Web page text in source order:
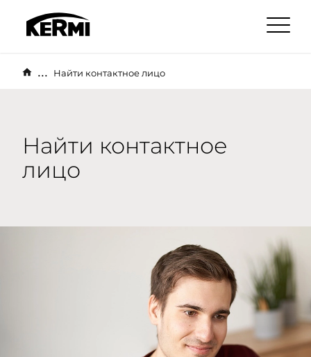
... Найти контактное лицо
Найти контактное
лицо